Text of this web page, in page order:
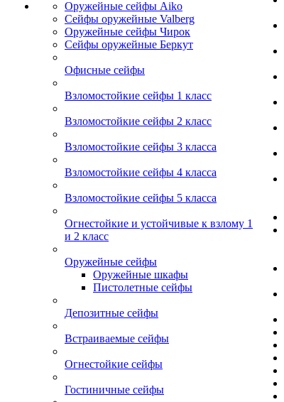
Оружейные сейфы Aiko
Сейфы оружейные Valberg
Оружейные сейфы Чирок
Сейфы оружейные Беркут
Офисные сейфы
Взломостойкие сейфы 1 класс
Взломостойкие сейфы 2 класс
Взломостойкие сейфы 3 класса
Взломостойкие сейфы 4 класса
Взломостойкие сейфы 5 класса
Огнестойкие и устойчивые к взлому 1
и 2 класс
Оружейные сейфы
Оружейные шкафы
Пистолетные сейфы
Депозитные сейфы
Встраиваемые сейфы
Огнестойкие сейфы
Гостиничные сейфы